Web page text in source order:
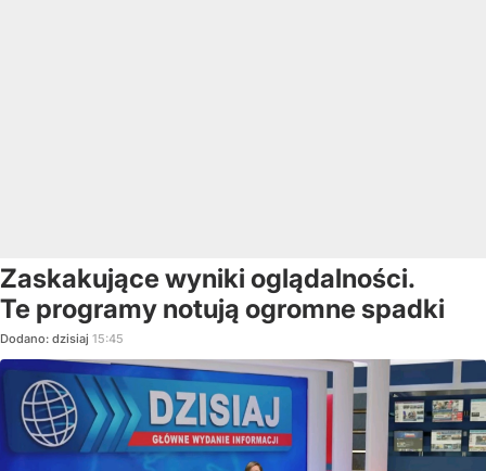
Zaskakujące wyniki oglądalności.
Te programy notują ogromne spadki
Dodano: dzisiaj 15:45